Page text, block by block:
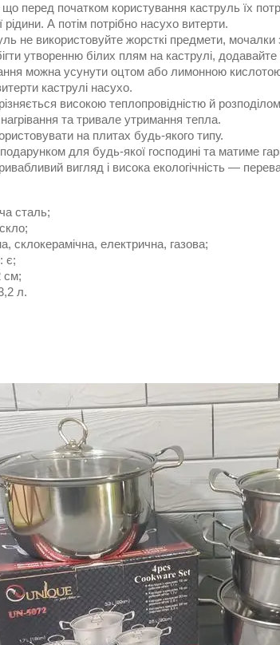
перед початком користування каструль їх
А потім потрібно насухо витерти.
не використовуйте жорсткі предмети,
утворенню білих плям на каструлі, додавайте
можна усунути оцтом або лимонною
каструлі насухо.
високою теплопровідністю й
та тривале утримання тепла.
на плитах будь-якого типу.
для будь-якої господині та матиме
вигляд і висока екологічність —
сталь;
склокерамічна, електрична, газова;
є;
см;
л.